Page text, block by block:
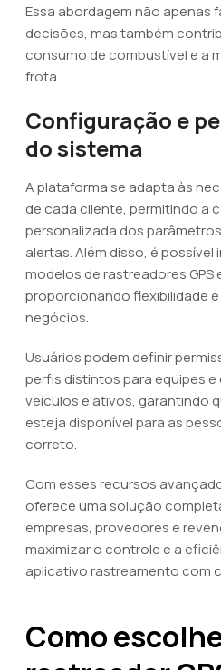
Essa abordagem não apenas
decisões, mas também
consumo de combustível e a
frota.
Configuração e
do sistema
A plataforma se adapta às
de cada cliente, permitindo a
personalizada dos
alertas. Além disso, é possível
modelos de rastreadores GPS
proporcionando flexibilidade
negócios.
Usuários podem definir
perfis distintos para equipes
veículos e ativos, garantindo
esteja disponível para as
correto.
Com esses recursos
oferece uma solução
empresas, provedores e
maximizar o controle e a
aplicativo rastreamento com
Como